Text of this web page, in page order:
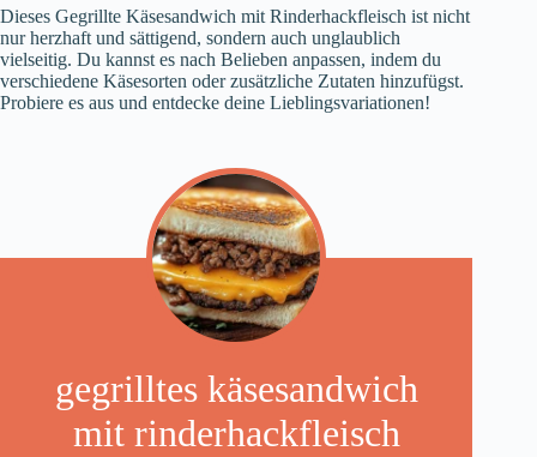
Dieses Gegrillte Käsesandwich mit Rinderhackfleisch ist nicht
nur herzhaft und sättigend, sondern auch unglaublich
vielseitig. Du kannst es nach Belieben anpassen, indem du
verschiedene Käsesorten oder zusätzliche Zutaten hinzufügst.
Probiere es aus und entdecke deine Lieblingsvariationen!
gegrilltes käsesandwich
mit rinderhackfleisch